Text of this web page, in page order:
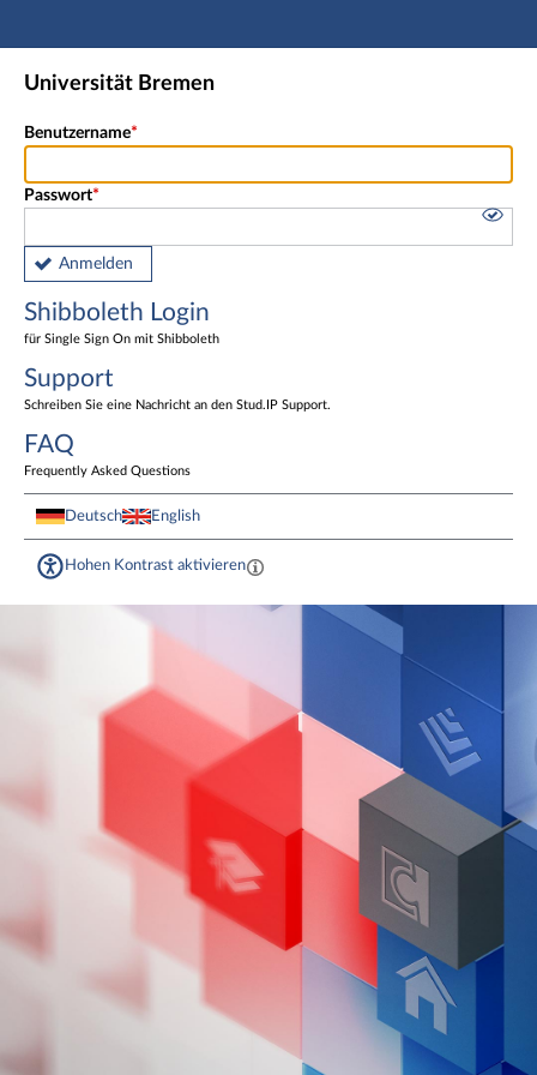
Hauptnavigation
Shibboleth Login
Universität Bremen
Benutzername
Passwort
Anmelden
Shibboleth Login
für Single Sign On mit Shibboleth
Support
Schreiben Sie eine Nachricht an den Stud.IP Support.
FAQ
Frequently Asked Questions
Deutsch English
Hohen Kontrast aktivieren